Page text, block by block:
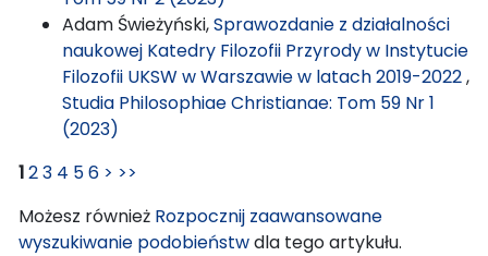
Adam Świeżyński,Sprawozdanie z działalności
naukowej Katedry Filozofii Przyrody w Instytucie
Filozofii UKSW w Warszawie w latach 2019-2022,
Studia Philosophiae Christianae: Tom 59 Nr 1
(2023)
123 4 56 > >>
Możesz również Rozpocznij zaawansowane
wyszukiwanie podobieństwdla tego artykułu.